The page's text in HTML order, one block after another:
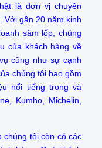
là đơn vị chuyên
Với gần 20 năm kinh
săm lốp, chúng
của khách hàng về
cũng như sự cạnh
chúng tôi bao gồm
nổi tiếng trong và
Kumho, Michelin,
chúng tôi còn có các